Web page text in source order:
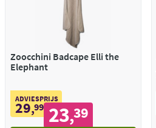
Zoocchini Badcape Elli the
Elephant
ADVIESPRIJS
29,99 23,39